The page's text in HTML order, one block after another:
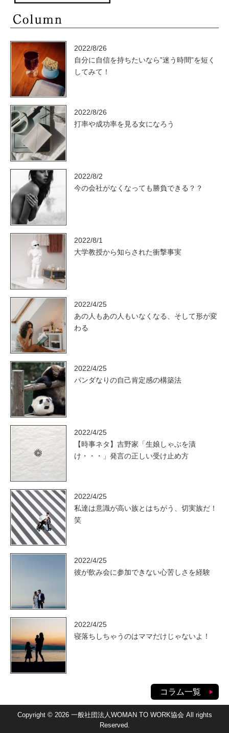
2022/8/26
自分に自信を持ちたいなら”迷う時間”を短く
してみて！
2022/8/26
打率や成功率を見る女になろう
2022/8/2
今の会社がなくなっても勝負できる？？
2022/8/1
大学教授から知らされた衝撃事実
2022/4/25
あの人もあの人もいなくなる、そして形が変
わる
2022/4/25
パンダなりの自己肯定感の構築法
2022/4/25
【時事ネタ】吉野家「生娘しゃぶを漬
け・・・」発言の正しい受け止め方
2022/4/25
私達は意識が高い族とはちがう、切実族だ！
笑
2022/4/25
彼が飲み会に参加できない心苦しさを経験
2022/4/25
寝落ちしちゃうのはママだけじゃないよ！
コラム一覧
Copyright © 2026 一般社団法人WOMAN TO WORK協会 All rights
Reserved.